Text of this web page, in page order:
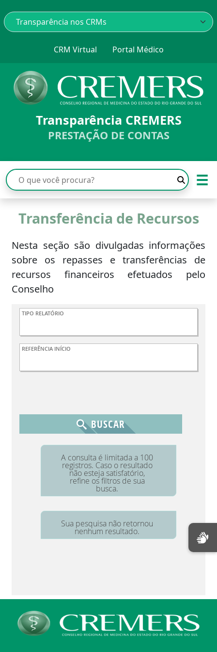
CRM Virtual Portal Médico
Transparência CREMERS
PRESTAÇÃO DE CONTAS
☰
Transferência de Recursos
Nesta seção são divulgadas informações
sobre os repasses e transferências de
recursos financeiros efetuados pelo
Conselho